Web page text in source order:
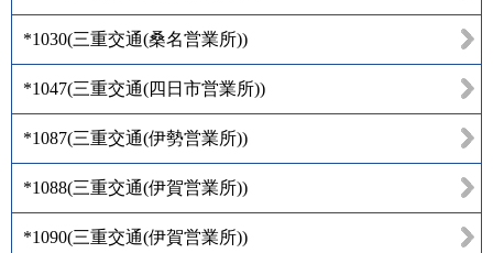
*1030(三重交通(桑名営業所))
*1047(三重交通(四日市営業所))
*1087(三重交通(伊勢営業所))
*1088(三重交通(伊賀営業所))
*1090(三重交通(伊賀営業所))